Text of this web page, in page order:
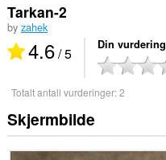
Tarkan-2
by zahek
4.6/ 5 Din vurdering
Totalt antall vurderinger:2
Skjermbilde